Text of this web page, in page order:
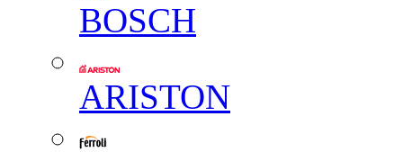
BOSCH
ARISTON